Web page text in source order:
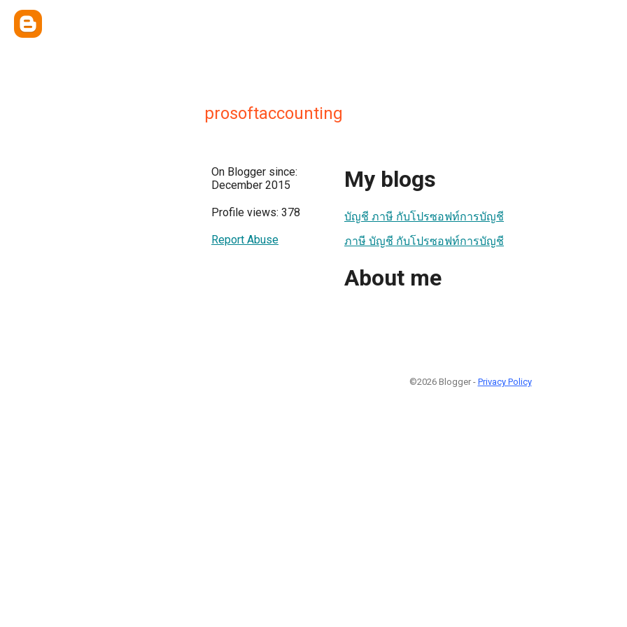
prosoftaccounting
On Blogger since:
December 2015
Profile views: 378
Report Abuse
My blogs
บัญชี ภาษี กับโปรซอฟท์การบัญชี
ภาษี บัญชี กับโปรซอฟท์การบัญชี
About me
©2026 Blogger - Privacy Policy